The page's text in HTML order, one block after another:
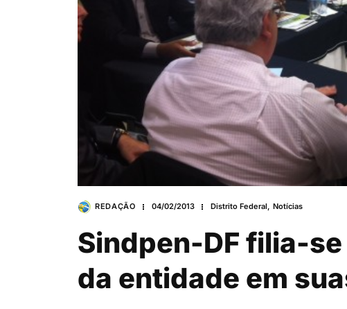
REDAÇÃO 04/02/2013 Distrito Federal, Notícias
Sindpen-DF filia-se
da entidade em